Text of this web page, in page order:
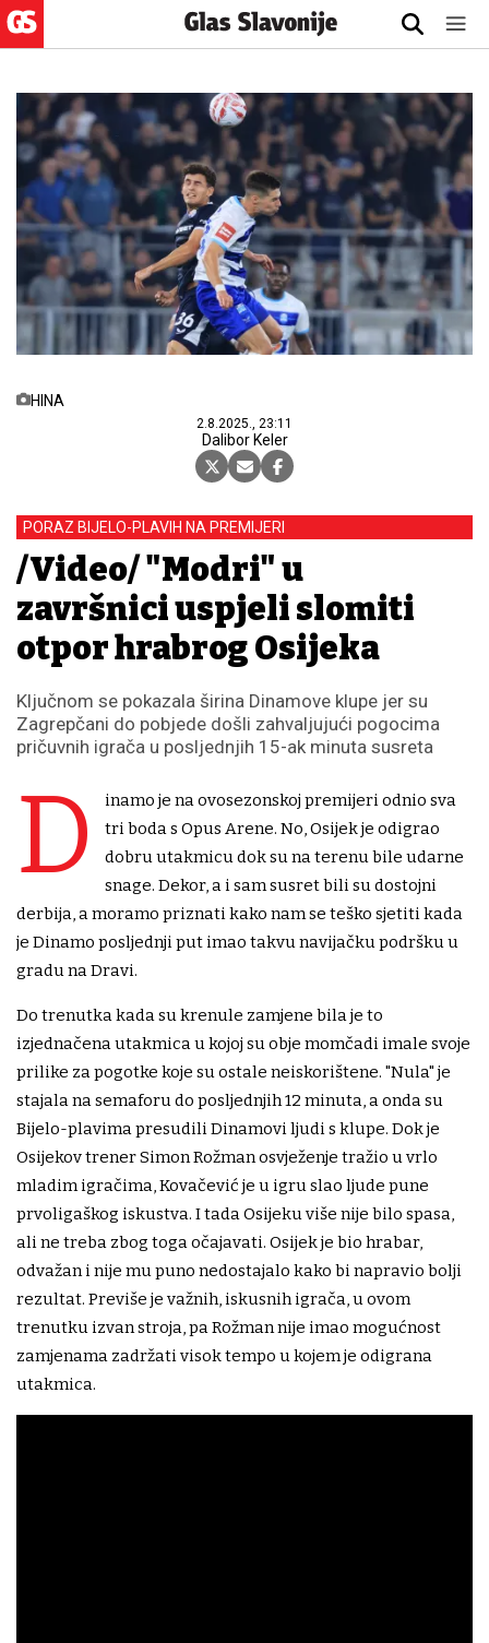
HINA
2.8.2025., 23:11
Dalibor Keler
PORAZ BIJELO-PLAVIH NA PREMIJERI
/Video/ "Modri" u
završnici uspjeli slomiti
otpor hrabrog Osijeka
Ključnom se pokazala širina Dinamove klupe jer su
Zagrepčani do pobjede došli zahvaljujući pogocima
pričuvnih igrača u posljednjih 15-ak minuta susreta
D
inamo je na ovosezonskoj premijeri odnio sva
tri boda s Opus Arene. No, Osijek je odigrao
dobru utakmicu dok su na terenu bile udarne
snage. Dekor, a i sam susret bili su dostojni
derbija, a moramo priznati kako nam se teško sjetiti kada
je Dinamo posljednji put imao takvu navijačku podršku u
gradu na Dravi.
Do trenutka kada su krenule zamjene bila je to
izjednačena utakmica u kojoj su obje momčadi imale svoje
prilike za pogotke koje su ostale neiskorištene. "Nula" je
stajala na semaforu do posljednjih 12 minuta, a onda su
Bijelo-plavima presudili Dinamovi ljudi s klupe. Dok je
Osijekov trener Simon Rožman osvježenje tražio u vrlo
mladim igračima, Kovačević je u igru slao ljude pune
prvoligaškog iskustva. I tada Osijeku više nije bilo spasa,
ali ne treba zbog toga očajavati. Osijek je bio hrabar,
odvažan i nije mu puno nedostajalo kako bi napravio bolji
rezultat. Previše je važnih, iskusnih igrača, u ovom
trenutku izvan stroja, pa Rožman nije imao mogućnost
zamjenama zadržati visok tempo u kojem je odigrana
utakmica.